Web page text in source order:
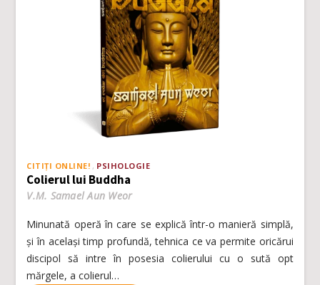
CITIȚI ONLINE! PSIHOLOGIE
Colierul lui Buddha
V.M. Samael Aun Weor
Minunată operă în care se explică într-o manieră simplă,
și în același timp profundă, tehnica ce va permite oricărui
discipol să intre în posesia colierului cu o sută opt
mărgele, a colierul…